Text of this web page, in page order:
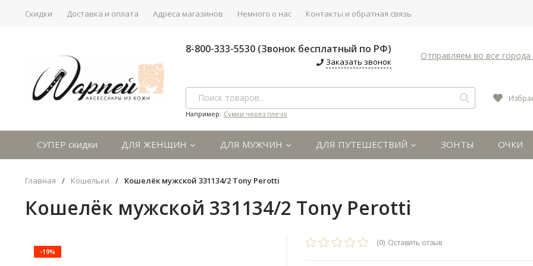
Скидки Доставка и оплата Адреса магазинов Немного о нас Контакты и обратная связь
8-800-333-5530 (Звонок бесплатный по РФ)
Заказать звонок
Отправляем во все города
Например: Сумки через плечо
СУПЕР скидки ДЛЯ ЖЕНЩИН ДЛЯ МУЖЧИН ДЛЯ ПУТЕШЕСТВИЙ ЗОНТЫ ОЧКИ
Главная / Кошельки / Кошелёк мужской 331134/2 Tony Perotti
Кошелёк мужской 331134/2 Tony Perotti
-19%
(0) Оставить отзыв